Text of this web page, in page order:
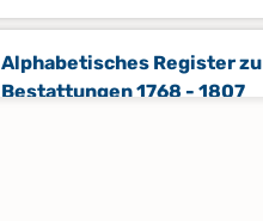
Alphabetisches Register zu
Bestattungen 1768 - 1807